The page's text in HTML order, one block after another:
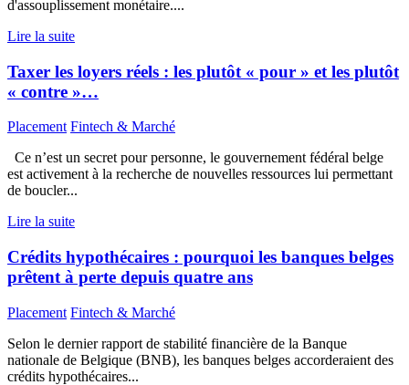
d'assouplissement monétaire....
Lire la suite
Taxer les loyers réels : les plutôt « pour » et les plutôt
« contre »…
Placement Fintech & Marché
Ce n’est un secret pour personne, le gouvernement fédéral belge
est activement à la recherche de nouvelles ressources lui permettant
de boucler...
Lire la suite
Crédits hypothécaires : pourquoi les banques belges
prêtent à perte depuis quatre ans
Placement Fintech & Marché
Selon le dernier rapport de stabilité financière de la Banque
nationale de Belgique (BNB), les banques belges accorderaient des
crédits hypothécaires...